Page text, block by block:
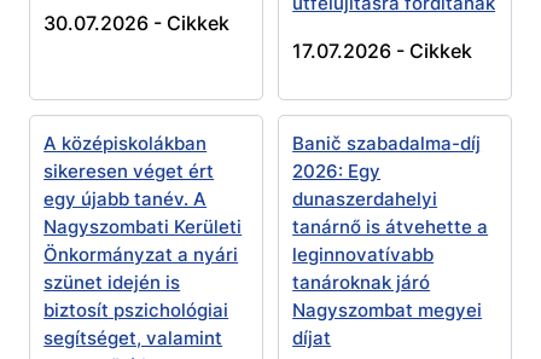
30.07.2026 - Cikkek
17.07.2026 - Cikkek
A középiskolákban
sikeresen véget ért
egy újabb tanév. A
Nagyszombati Kerületi
Önkormányzat a nyári
szünet idején is
biztosít pszichológiai
segítséget, valamint
Banič szabadalma-díj
2026: Egy
dunaszerdahelyi
tanárnő is átvehette a
leginnovatívabb
tanároknak járó
Nagyszombat megyei
díjat